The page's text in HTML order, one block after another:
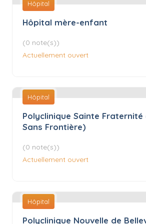
Hôpital
Hôpital mère-enfant
(0 note(s))
Actuellement ouvert
Hôpital
Polyclinique Sainte Fraternité
Sans Frontière)
(0 note(s))
Actuellement ouvert
Hôpital
Polyclinique Nouvelle de